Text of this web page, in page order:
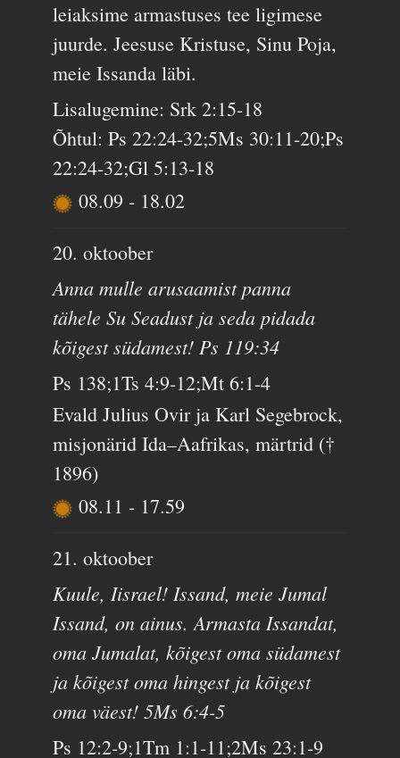
leiaksime armastuses tee ligimese
juurde. Jeesuse Kristuse, Sinu Poja,
meie Issanda läbi.
Lisalugemine: Srk 2:15-18
Õhtul: Ps 22:24-32;5Ms 30:11-20;Ps
22:24-32;Gl 5:13-18
08.09 - 18.02
20. oktoober
Anna mulle arusaamist panna
tähele Su Seadust ja seda pidada
kõigest südamest! Ps 119:34
Ps 138;1Ts 4:9-12;Mt 6:1-4
Evald Julius Ovir ja Karl Segebrock,
misjonärid Ida–Aafrikas, märtrid (†
1896)
08.11 - 17.59
21. oktoober
Kuule, Iisrael! Issand, meie Jumal
Issand, on ainus. Armasta Issandat,
oma Jumalat, kõigest oma südamest
ja kõigest oma hingest ja kõigest
oma väest! 5Ms 6:4-5
Ps 12:2-9;1Tm 1:1-11;2Ms 23:1-9